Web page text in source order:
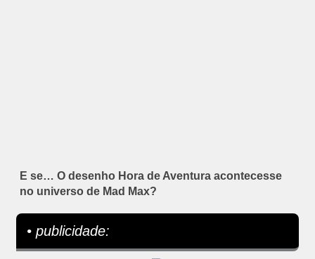
E se… O desenho Hora de Aventura acontecesse
no universo de Mad Max?
• publicidade: